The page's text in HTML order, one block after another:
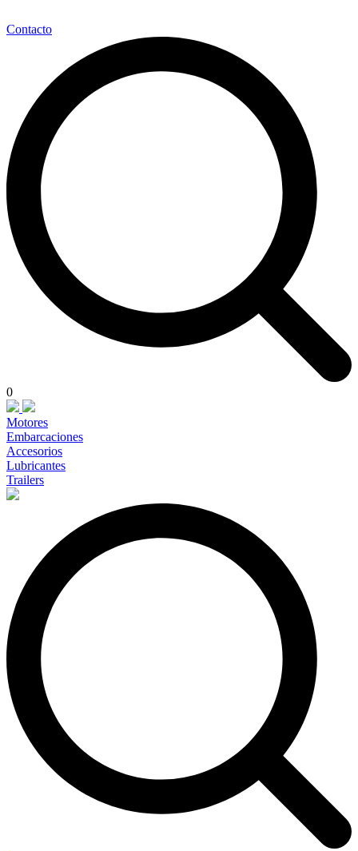
Contacto
0
Motores
Embarcaciones
Accesorios
Lubricantes
Trailers